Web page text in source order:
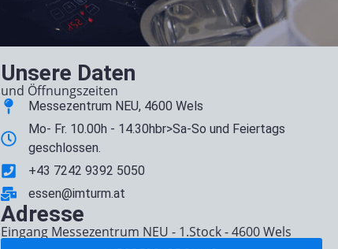
Unsere Daten
und Öffnungszeiten
Messezentrum NEU, 4600 Wels
Mo- Fr. 10.00h - 14.30hbr>Sa-So und Feiertags
geschlossen.
+43 7242 9392 5050
essen@imturm.at
Adresse
Eingang Messezentrum NEU - 1.Stock - 4600 Wels